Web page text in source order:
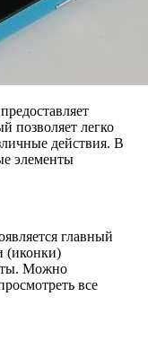
позволяет легко
действия. В
элементы
главный
(иконки)
Можно
все